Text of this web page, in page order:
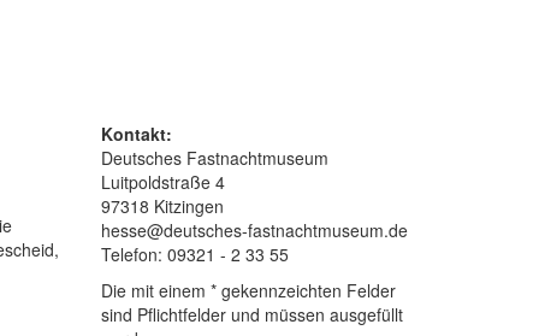
Kontakt:
Deutsches Fastnachtmuseum
Luitpoldstraße 4
97318 Kitzingen
hesse@deutsches-fastnachtmuseum.de
Telefon: 09321 - 2 33 55
Die mit einem * gekennzeichten Felder
sind Pflichtfelder und müssen ausgefüllt